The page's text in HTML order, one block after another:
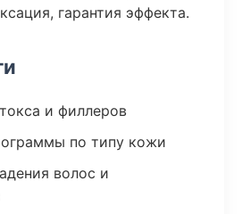
гарантия эффекта.
и филлеров
по типу кожи
волос и